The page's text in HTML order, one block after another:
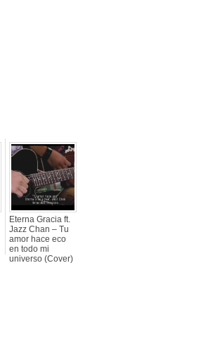
Eterna Gracia ft.
Jazz Chan – Tu
amor hace eco
en todo mi
universo (Cover)